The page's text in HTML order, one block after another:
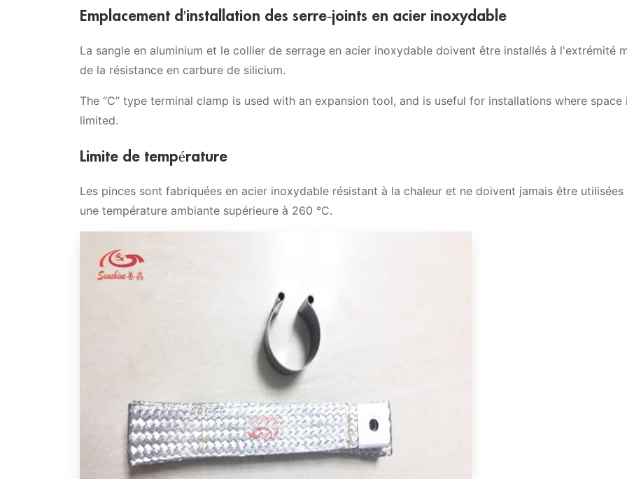
Emplacement d'installation des serre-joints en acier inoxydable
La sangle en aluminium et le collier de serrage en acier inoxydable doivent être installés à l'extrémité
de la résistance en carbure de silicium.
The “C” type terminal clamp is used with an expansion tool, and is useful for installations where space
limited.
Limite de température
Les pinces sont fabriquées en acier inoxydable résistant à la chaleur et ne doivent jamais être utilisées
une température ambiante supérieure à 260 °C.